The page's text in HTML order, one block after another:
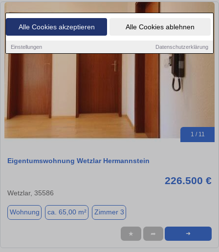
Alle Cookies akzeptieren Alle Cookies ablehnen
Einstellungen Datenschutzerklärung
1 / 11
Eigentumswohnung Wetzlar Hermannstein
226.500 €
Wetzlar, 35586
Wohnung ca. 65,00 m² Zimmer 3
★ ➦ ➜